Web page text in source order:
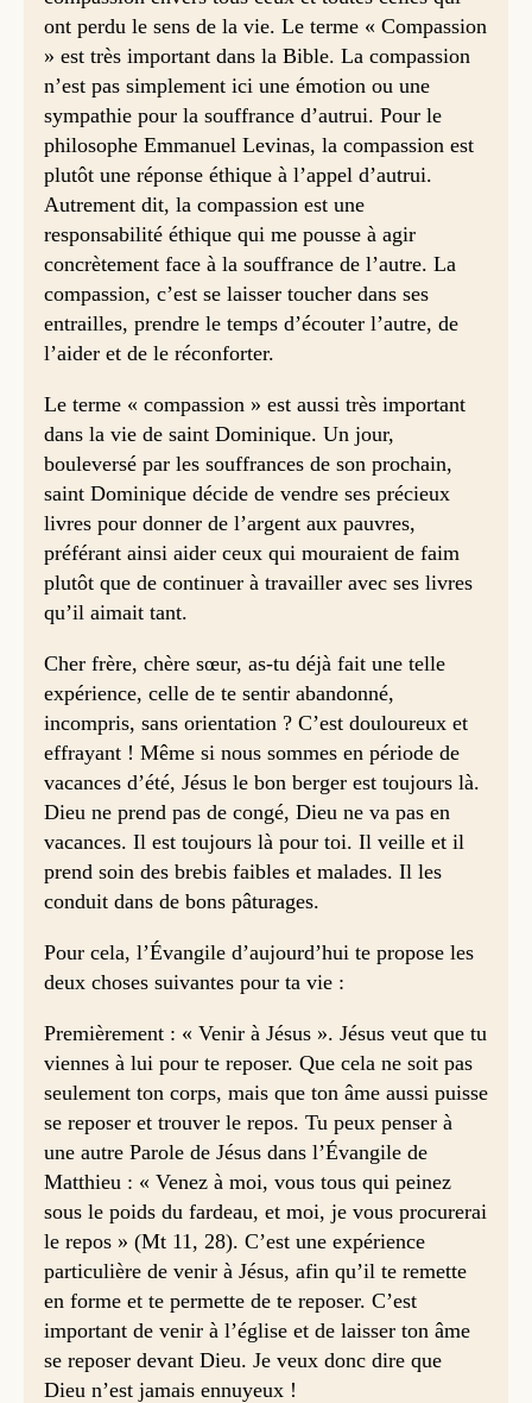
ont perdu le sens de la vie. Le terme « Compassion
» est très important dans la Bible. La compassion
n’est pas simplement ici une émotion ou une
sympathie pour la souffrance d’autrui. Pour le
philosophe Emmanuel Levinas, la compassion est
plutôt une réponse éthique à l’appel d’autrui.
Autrement dit, la compassion est une
responsabilité éthique qui me pousse à agir
concrètement face à la souffrance de l’autre. La
compassion, c’est se laisser toucher dans ses
entrailles, prendre le temps d’écouter l’autre, de
l’aider et de le réconforter.
Le terme « compassion » est aussi très important
dans la vie de saint Dominique. Un jour,
bouleversé par les souffrances de son prochain,
saint Dominique décide de vendre ses précieux
livres pour donner de l’argent aux pauvres,
préférant ainsi aider ceux qui mouraient de faim
plutôt que de continuer à travailler avec ses livres
qu’il aimait tant.
Cher frère, chère sœur, as-tu déjà fait une telle
expérience, celle de te sentir abandonné,
incompris, sans orientation ? C’est douloureux et
effrayant ! Même si nous sommes en période de
vacances d’été, Jésus le bon berger est toujours là.
Dieu ne prend pas de congé, Dieu ne va pas en
vacances. Il est toujours là pour toi. Il veille et il
prend soin des brebis faibles et malades. Il les
conduit dans de bons pâturages.
Pour cela, l’Évangile d’aujourd’hui te propose les
deux choses suivantes pour ta vie :
Premièrement : « Venir à Jésus ». Jésus veut que tu
viennes à lui pour te reposer. Que cela ne soit pas
seulement ton corps, mais que ton âme aussi puisse
se reposer et trouver le repos. Tu peux penser à
une autre Parole de Jésus dans l’Évangile de
Matthieu : « Venez à moi, vous tous qui peinez
sous le poids du fardeau, et moi, je vous procurerai
le repos » (Mt 11, 28). C’est une expérience
particulière de venir à Jésus, afin qu’il te remette
en forme et te permette de te reposer. C’est
important de venir à l’église et de laisser ton âme
se reposer devant Dieu. Je veux donc dire que
Dieu n’est jamais ennuyeux !